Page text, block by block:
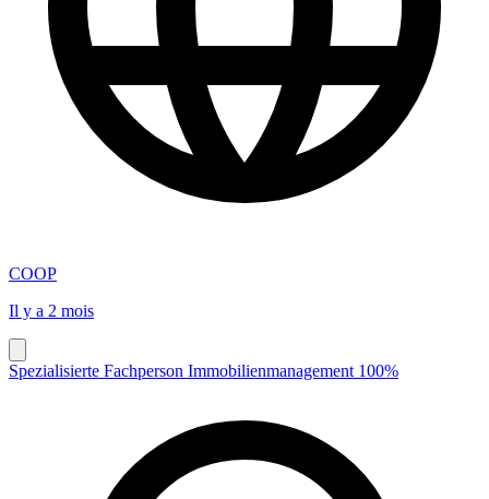
COOP
Il y a 2 mois
Spezialisierte Fachperson Immobilienmanagement 100%